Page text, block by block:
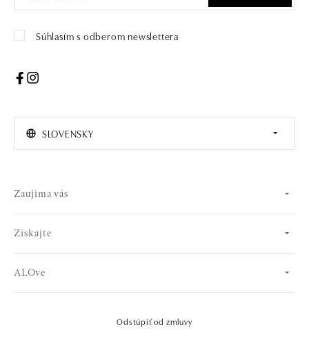
Súhlasím s odberom newslettera
SLOVENSKY
Zaujíma vás
Získajte
ALOve
Odstúpiť od zmluvy